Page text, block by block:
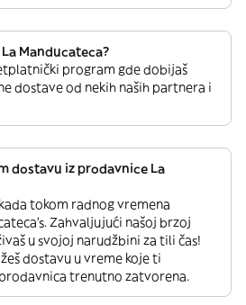
Manducateca?
program gde dobijaš
dostave od nekih naših partnera i
dostavu iz prodavnice La
tokom radnog vremena
Zahvaljujući našoj brzoj
u svojoj narudžbini za tili čas!
dostavu u vreme koje ti
trenutno zatvorena.